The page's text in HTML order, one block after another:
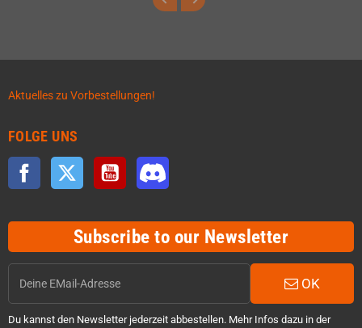
Aktuelles zu Vorbestellungen!
FOLGE UNS
Facebook Twitter YouTube
Subscribe to our Newsletter
OK
Du kannst den Newsletter jederzeit abbestellen. Mehr Infos dazu in der